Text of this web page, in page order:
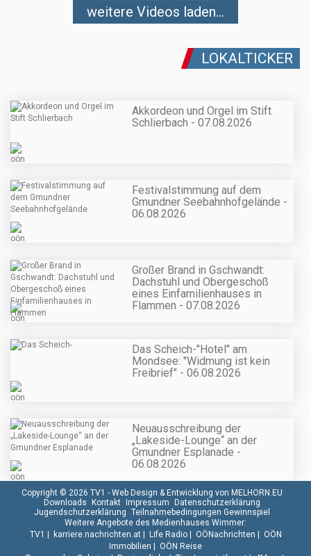
weitere Videos laden...
LOKALTICKER
Akkordeon und Orgel im Stift
Schlierbach - 07.08.2026
Festivalstimmung auf dem
Gmundner Seebahnhofgelände -
06.08.2026
Großer Brand in Gschwandt:
Dachstuhl und Obergeschoß
eines Einfamilienhauses in
Flammen - 07.08.2026
Das Scheich-"Hotel" am
Mondsee: "Widmung ist kein
Freibrief" - 06.08.2026
Neuausschreibung der
„Lakeside-Lounge“ an der
Gmundner Esplanade -
06.08.2026
Copyright © 2026 TV1 - Web Design & Entwicklung von MELHORN.EU
Downloads
Kontakt Impressum
Datenschutzerklärung
Jugendschutzerklärung Teilnahmebedingungen Gewinnspiel
Weitere Angebote des Medienhauses Wimmer:
TV1
karriere.nachrichten.at| Life Radio| OÖNachrichten
OÖN
Immobilien
OÖN Reise